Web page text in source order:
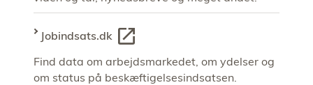
Jobindsats.dk
Find data om arbejdsmarkedet, om ydelser og
om status på beskæftigelsesindsatsen.